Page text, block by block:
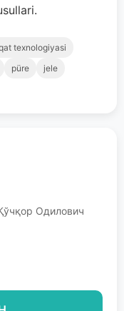
Одилович
texnologiyasi
püre
jele